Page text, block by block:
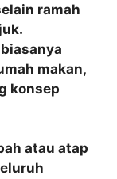
ramah
makan,
konsep
atau atap